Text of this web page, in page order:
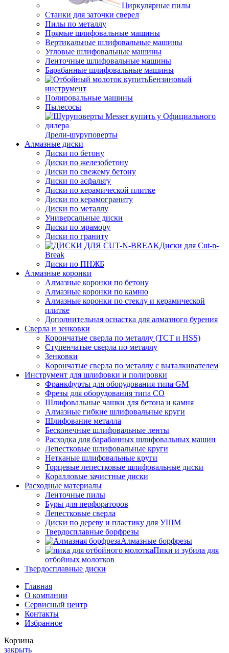
Циркулярные пилы
Станки для заточки сверел
Пилы по металлу
Прямые шлифовальные машины
Вертикальные шлифовальные машины
Угловые шлифовальные машины
Ленточные шлифовальные машины
Барабанные шлифовальные машины
Бензиновый
инструмент
Полировальные машины
Пылесосы
Дрели-шуруповерты
Алмазные диски
Диски по бетону
Диски по железобетону
Диски по свежему бетону
Диски по асфальту
Диски по керамической плитке
Диски по керамограниту
Диски по металлу
Универсальные диски
Диски по мрамору
Диски по граниту
Диски для Cut-n-
Break
Диски по ПНЖБ
Алмазные коронки
Алмазные коронки по бетону
Алмазные коронки по камню
Алмазные коронки по стеклу и керамической
плитке
Дополнительная оснастка для алмазного бурения
Сверла и зенковки
Корончатые сверла по металлу (TCT и HSS)
Ступенчатые сверла по металлу
Зенковки
Корончатые сверла по металлу c выталкивателем
Инструмент для шлифовки и полировки
Франкфурты для оборудования типа GM
Фрезы для оборудования типа СО
Шлифовальные чашки для бетона и камня
Алмазные гибкие шлифовальные круги
Шлифование металла
Бесконечные шлифовальные ленты
Расходка для барабанных шлифовальных машин
Лепестковые шлифовальные круги
Нетканые шлифовальные круги
Торцевые лепестковые шлифовальные диски
Коралловые зачистные диски
Расходные материалы
Ленточные пилы
Буры для перфораторов
Лепестковые сверла
Диски по дереву и пластику для УШМ
Твердосплавные борфрезы
Алмазные борфрезы
Пики и зубила для
отбойных молотков
Твердосплавные диски
Главная
О компании
Сервисный центр
Контакты
Избранное
Корзина
закрыть